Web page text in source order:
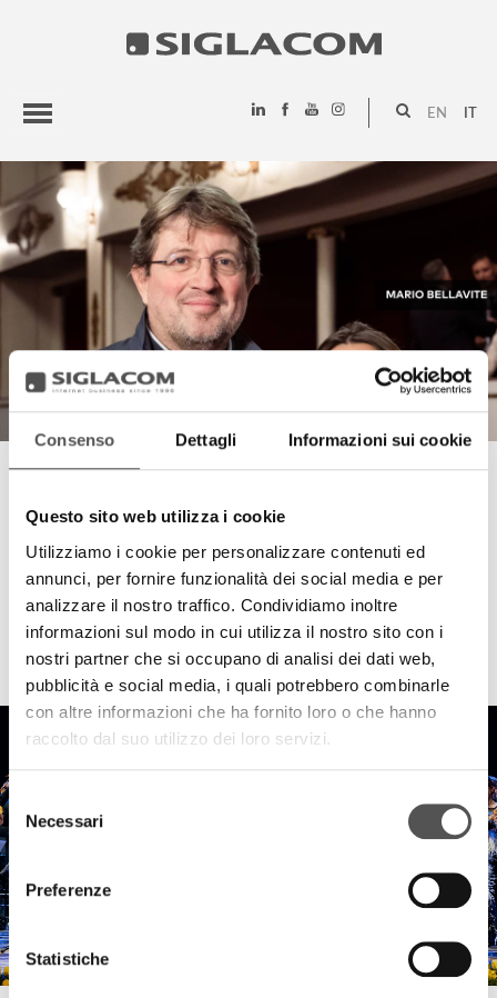
Consenso Dettagli Informazioni sui cookie
Questo sito web utilizza i cookie
Utilizziamo i cookie per personalizzare contenuti ed
annunci, per fornire funzionalità dei social media e per
analizzare il nostro traffico. Condividiamo inoltre
informazioni sul modo in cui utilizza il nostro sito con i
nostri partner che si occupano di analisi dei dati web,
pubblicità e social media, i quali potrebbero combinarle
con altre informazioni che ha fornito loro o che hanno
raccolto dal suo utilizzo dei loro servizi.
Selezione
delNecessari
Preferenze
Statistiche
EN
HIGHLIGHTS
PROGETTI
SIGLACOM
HIGHLIGHTS